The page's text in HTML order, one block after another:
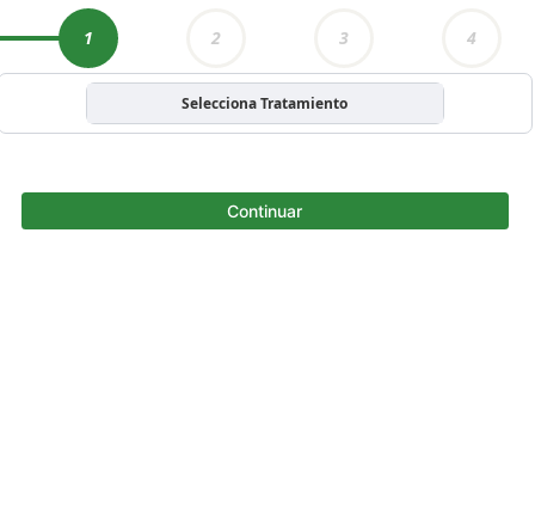
1 2 3 4
Selecciona Tratamiento
Continuar